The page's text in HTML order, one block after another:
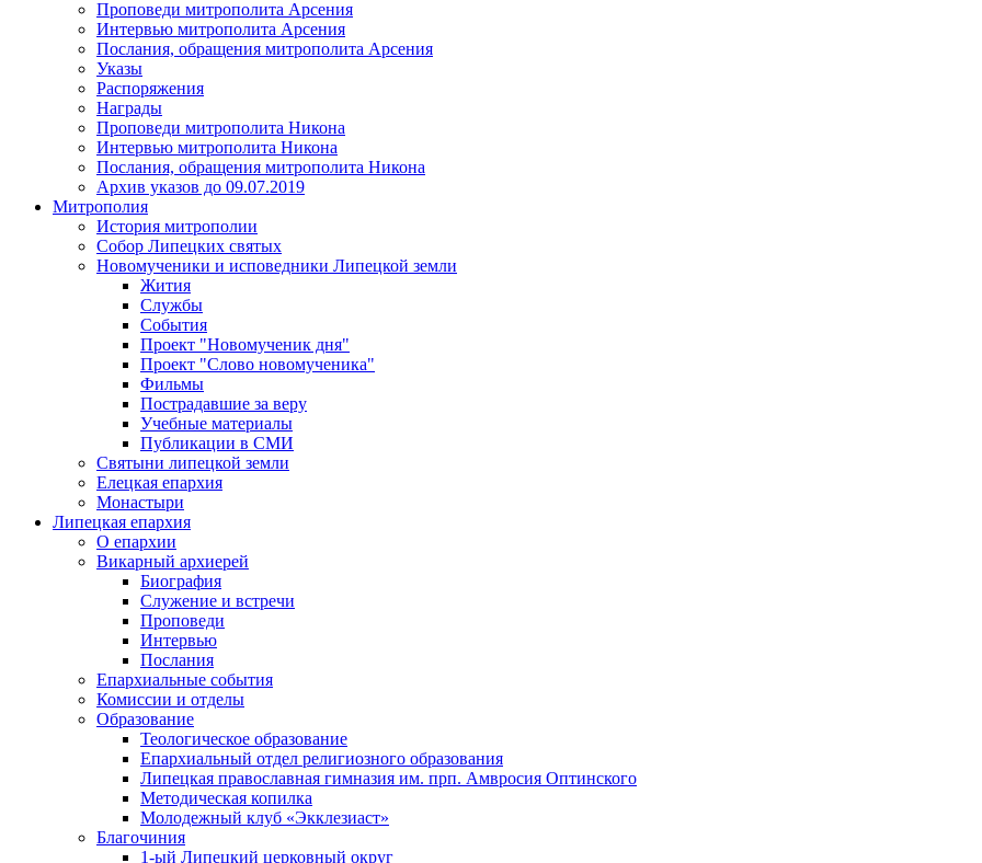
Проповеди митрополита Арсения
Интервью митрополита Арсения
Послания, обращения митрополита Арсения
Указы
Распоряжения
Награды
Проповеди митрополита Никона
Интервью митрополита Никона
Послания, обращения митрополита Никона
Архив указов до 09.07.2019
Митрополия
История митрополии
Собор Липецких святых
Новомученики и исповедники Липецкой земли
Жития
Службы
События
Проект "Новомученик дня"
Проект "Слово новомученика"
Фильмы
Пострадавшие за веру
Учебные материалы
Публикации в СМИ
Святыни липецкой земли
Елецкая епархия
Монастыри
Липецкая епархия
О епархии
Викарный архиерей
Биография
Служение и встречи
Проповеди
Интервью
Послания
Епархиальные события
Комиссии и отделы
Образование
Теологическое образование
Епархиальный отдел религиозного образования
Липецкая православная гимназия им. прп. Амвросия Оптинского
Методическая копилка
Молодежный клуб «Экклезиаст»
Благочиния
1-ый Липецкий церковный округ